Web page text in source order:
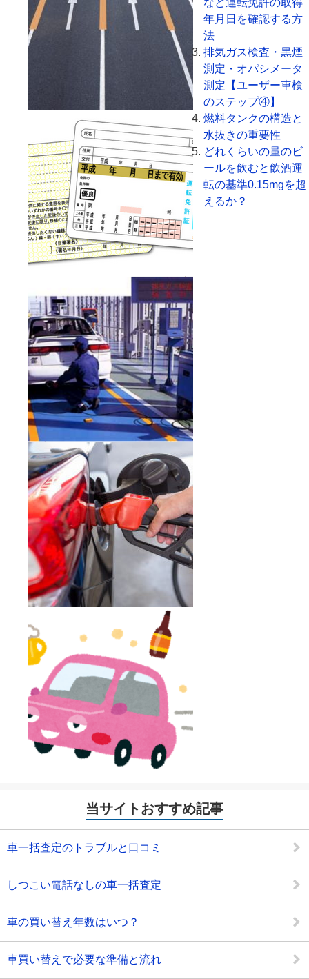
年月日を確認する方
法
排気ガス検査・黒煙
測定・オパシメータ
測定【ユーザー車検
のステップ④】
燃料タンクの構造と
水抜きの重要性
どれくらいの量のビ
ールを飲むと飲酒運
転の基準0.15mgを超
えるか？
当サイトおすすめ記事
車一括査定のトラブルと口コミ
しつこい電話なしの車一括査定
車の買い替え年数はいつ？
車買い替えで必要な準備と流れ